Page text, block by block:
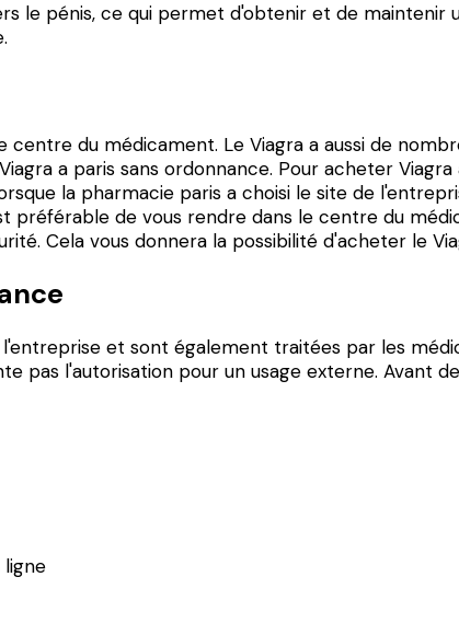
le pénis, ce qui permet d'obtenir et de maintenir
du médicament. Le Viagra a aussi de
a paris sans ordonnance. Pour acheter
la pharmacie paris a choisi le site de
préférable de vous rendre dans le centre du
Cela vous donnera la possibilité d'acheter le
et sont également traitées par les
l'autorisation pour un usage externe. Avant
ligne